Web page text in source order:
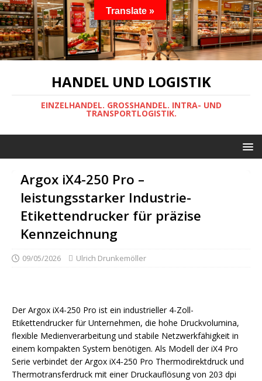
HANDEL UND LOGISTIK
EINZELHANDEL. GROSSHANDEL. INTRA- UND
TRANSPORTLOGISTIK.
Argox iX4-250 Pro –
leistungsstarker Industrie-
Etikettendrucker für präzise
Kennzeichnung
09/05/2026 Ulrich Drunkemöller
Der Argox iX4-250 Pro ist ein industrieller 4-Zoll-
Etikettendrucker für Unternehmen, die hohe Druckvolumina,
flexible Medienverarbeitung und stabile Netzwerkfähigkeit in
einem kompakten System benötigen. Als Modell der iX4 Pro
Serie verbindet der Argox iX4-250 Pro Thermodirektdruck und
Thermotransferdruck mit einer Druckauflösung von 203 dpi
Translate »